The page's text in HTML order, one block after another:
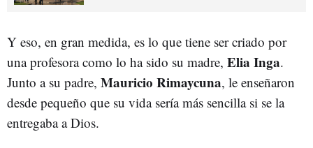
Y eso, en gran medida, es lo que tiene ser criado por
una profesora como lo ha sido su madre, Elia Inga.
Junto a su padre, Mauricio Rimaycuna, le enseñaron
desde pequeño que su vida sería más sencilla si se la
entregaba a Dios.